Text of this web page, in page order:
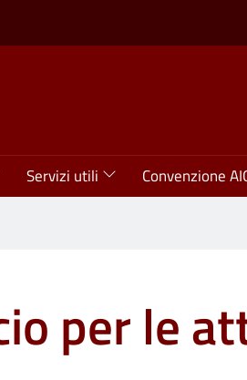
Servizi utili Convenzione
per le